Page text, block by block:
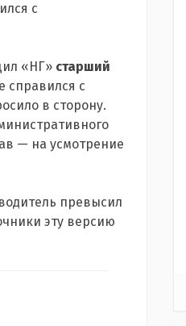
с
«НГ» старший
справился с
в сторону.
— на усмотрение
превысил
эту версию